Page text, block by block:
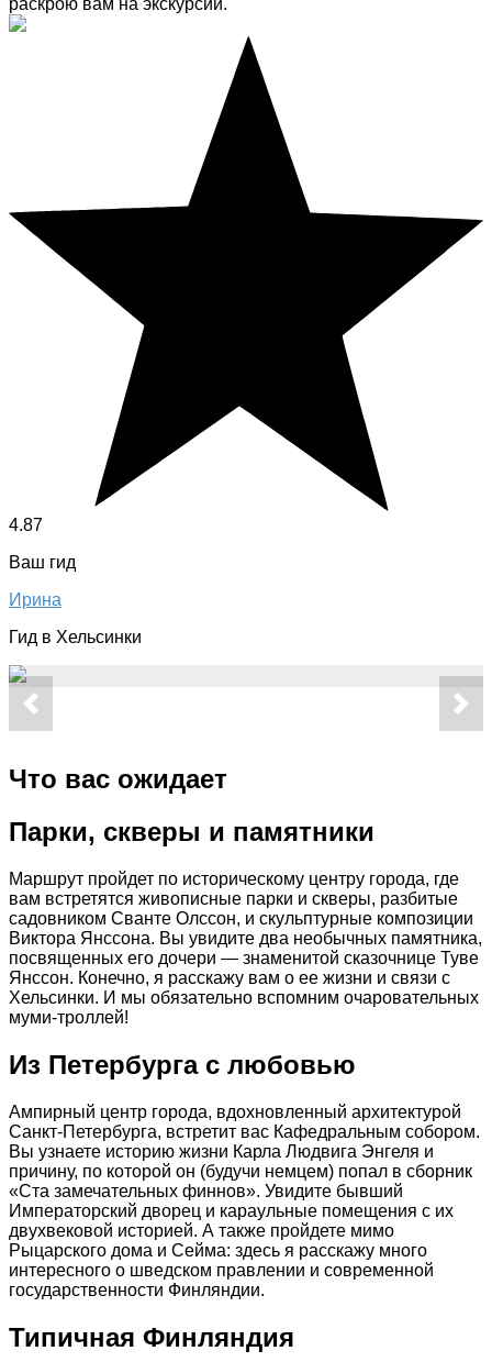
раскрою вам на экскурсии.
4.87
Ваш гид
Ирина
Гид в Хельсинки
Что вас ожидает
Парки, скверы и памятники
Маршрут пройдет по историческому центру города, где
вам встретятся живописные парки и скверы, разбитые
садовником Сванте Олссон, и скульптурные композиции
Виктора Янссона. Вы увидите два необычных памятника,
посвященных его дочери — знаменитой сказочнице Туве
Янссон. Конечно, я расскажу вам о ее жизни и связи с
Хельсинки. И мы обязательно вспомним очаровательных
муми-троллей!
Из Петербурга с любовью
Ампирный центр города, вдохновленный архитектурой
Санкт-Петербурга, встретит вас Кафедральным собором.
Вы узнаете историю жизни Карла Людвига Энгеля и
причину, по которой он (будучи немцем) попал в сборник
«Ста замечательных финнов». Увидите бывший
Императорский дворец и караульные помещения с их
двухвековой историей. А также пройдете мимо
Рыцарского дома и Сейма: здесь я расскажу много
интересного о шведском правлении и современной
государственности Финляндии.
Типичная Финляндия